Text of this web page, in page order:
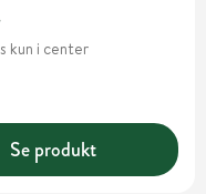
kun i center
Se produkt